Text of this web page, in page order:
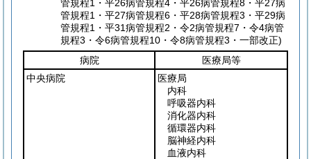
管規程1・平26病管規程4・平26病管規程8・平27病
管規程1・平27病管規程6・平28病管規程3・平29病
管規程1・平31病管規程2・令2病管規程7・令4病管
規程3・令6病管規程10・令8病管規程3・一部改正)
病院
医療局等
中央病院
医療局
内科
呼吸器内科
消化器内科
循環器内科
脳神経内科
血液内科